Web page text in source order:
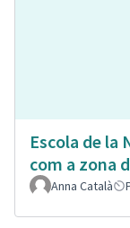
Escola de la
com a zona
Anna Català